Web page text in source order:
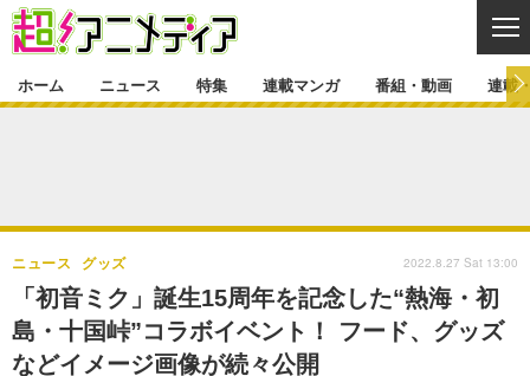
ゲーム・アプリ マンガ
グッズ イベント
特集一覧 カバー
ラキりす
連載マンガ
連載マンガ一覧 連載一覧
番組・動画
番組・動画一覧 ラジオ
連載・ブログ
ホーム ニュース 特集 連載マンガ 番組・動画 連載
「初音ミク」誕生15周年を記念した“熱海・初
島・十国峠”コラボイベント！ フード、グッズ
などイメージ画像が続々公開
ニュース グッズ 2022.8.27 Sat 13:00